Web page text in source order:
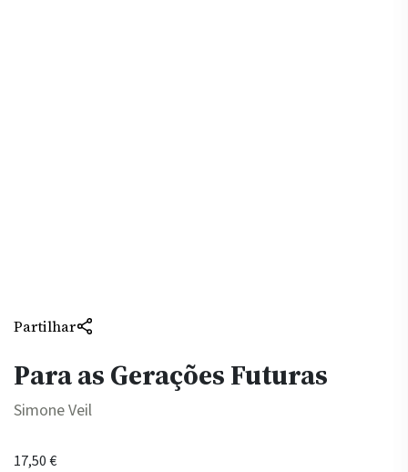
Partilhar
Para as Gerações Futuras
Simone Veil
17,50€